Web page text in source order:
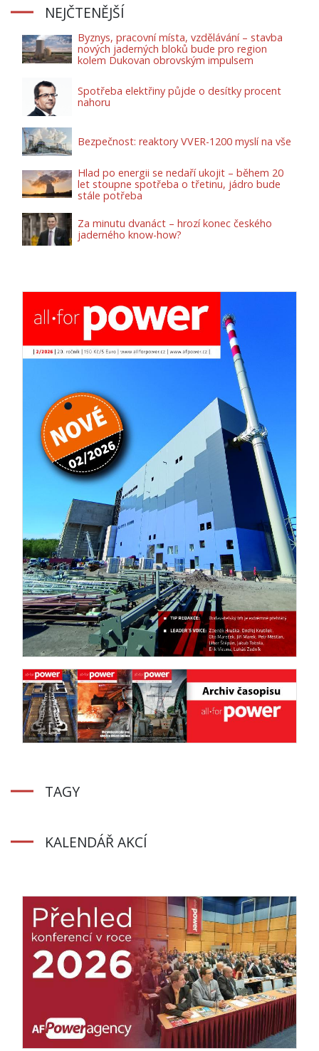
NEJČTENĚJŠÍ
Byznys, pracovní místa, vzdělávání – stavba
nových jaderných bloků bude pro region
kolem Dukovan obrovským impulsem
Spotřeba elektřiny půjde o desítky procent
nahoru
Bezpečnost: reaktory VVER-1200 myslí na vše
Hlad po energii se nedaří ukojit – během 20
let stoupne spotřeba o třetinu, jádro bude
stále potřeba
Za minutu dvanáct – hrozí konec českého
jaderného know-how?
TAGY
KALENDÁŘ AKCÍ